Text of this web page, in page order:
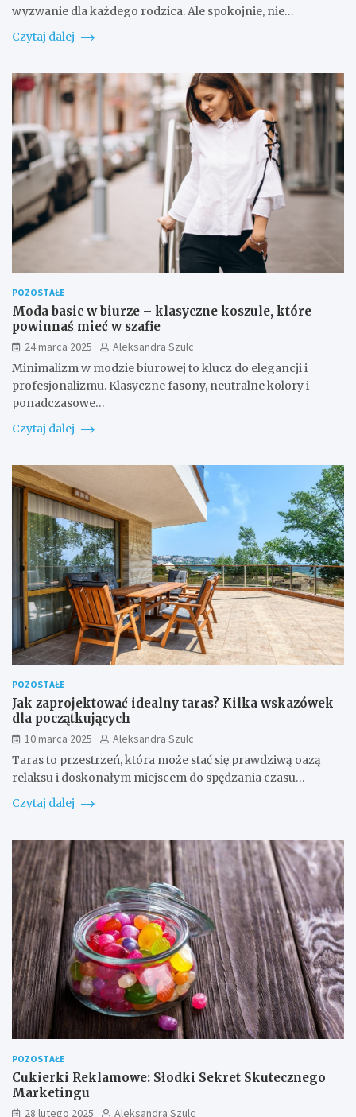
wyzwanie dla każdego rodzica. Ale spokojnie, nie…
Czytaj dalej
POZOSTAŁE
Moda basic w biurze – klasyczne koszule, które
powinnaś mieć w szafie
24 marca 2025
Aleksandra Szulc
Minimalizm w modzie biurowej to klucz do elegancji i
profesjonalizmu. Klasyczne fasony, neutralne kolory i
ponadczasowe…
Czytaj dalej
POZOSTAŁE
Jak zaprojektować idealny taras? Kilka wskazówek
dla początkujących
10 marca 2025
Aleksandra Szulc
Taras to przestrzeń, która może stać się prawdziwą oazą
relaksu i doskonałym miejscem do spędzania czasu…
Czytaj dalej
POZOSTAŁE
Cukierki Reklamowe: Słodki Sekret Skutecznego
Marketingu
28 lutego 2025
Aleksandra Szulc